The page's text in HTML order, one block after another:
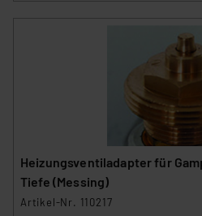
Heizungsventiladapter für
Tiefe (Messing)
Artikel-Nr. 110217